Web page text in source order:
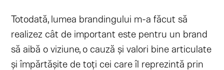
Totodată, lumea brandingului m-a făcut să
realizez cât de important este pentru un brand
să aibă o viziune, o cauză și valori bine articulate
și împărtășite de toți cei care îl reprezintă prin